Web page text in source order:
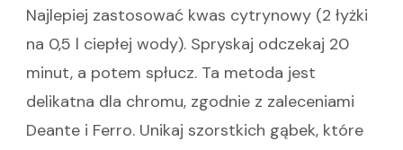
Najlepiej zastosować kwas cytrynowy (2 łyżki
na 0,5 l ciepłej wody). Spryskaj odczekaj 20
minut, a potem spłucz. Ta metoda jest
delikatna dla chromu, zgodnie z zaleceniami
Deante i Ferro. Unikaj szorstkich gąbek, które